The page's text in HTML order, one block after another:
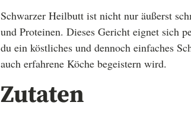
Schwarzer Heilbutt ist nicht nur äußerst
und Proteinen. Dieses Gericht eignet sich
du ein köstliches und dennoch einfaches
auch erfahrene Köche begeistern wird.
Zutaten